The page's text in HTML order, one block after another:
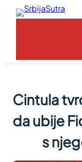
Skoči
Cintula
da ubije
s